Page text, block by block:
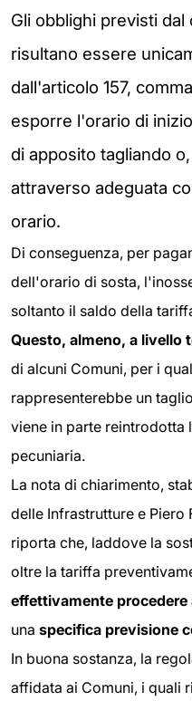
Gli obblighi previsti
risultano essere
dall'articolo 157,
esporre l'orario di
di apposito tagliando
attraverso adeguata
orario.
Di conseguenza, per
dell'orario di sosta,
soltanto il saldo della
Questo, almeno, a livello
di alcuni Comuni, per i
rappresenterebbe un
viene in parte reintrodotta
pecuniaria.
La nota di chiarimento,
delle Infrastrutture e Piero
riporta che, laddove la
oltre la tariffa
effettivamente procedere
una specifica previsione
In buona sostanza, la
affidata ai Comuni, i quali